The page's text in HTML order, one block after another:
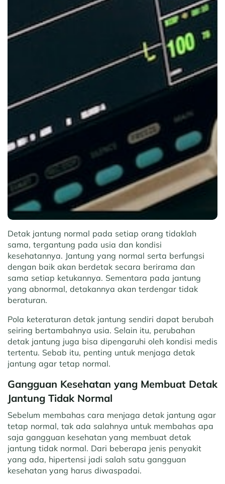
Detak jantung normal pada setiap orang tidaklah
sama, tergantung pada usia dan kondisi
kesehatannya. Jantung yang normal serta berfungsi
dengan baik akan berdetak secara berirama dan
sama setiap ketukannya. Sementara pada jantung
yang abnormal, detakannya akan terdengar tidak
beraturan.
Pola keteraturan detak jantung sendiri dapat berubah
seiring bertambahnya usia. Selain itu, perubahan
detak jantung juga bisa dipengaruhi oleh kondisi medis
tertentu. Sebab itu, penting untuk menjaga detak
jantung agar tetap normal.
Gangguan Kesehatan yang Membuat Detak
Jantung Tidak Normal
Sebelum membahas cara menjaga detak jantung agar
tetap normal, tak ada salahnya untuk membahas apa
saja gangguan kesehatan yang membuat detak
jantung tidak normal. Dari beberapa jenis penyakit
yang ada, hipertensi jadi salah satu gangguan
kesehatan yang harus diwaspadai.